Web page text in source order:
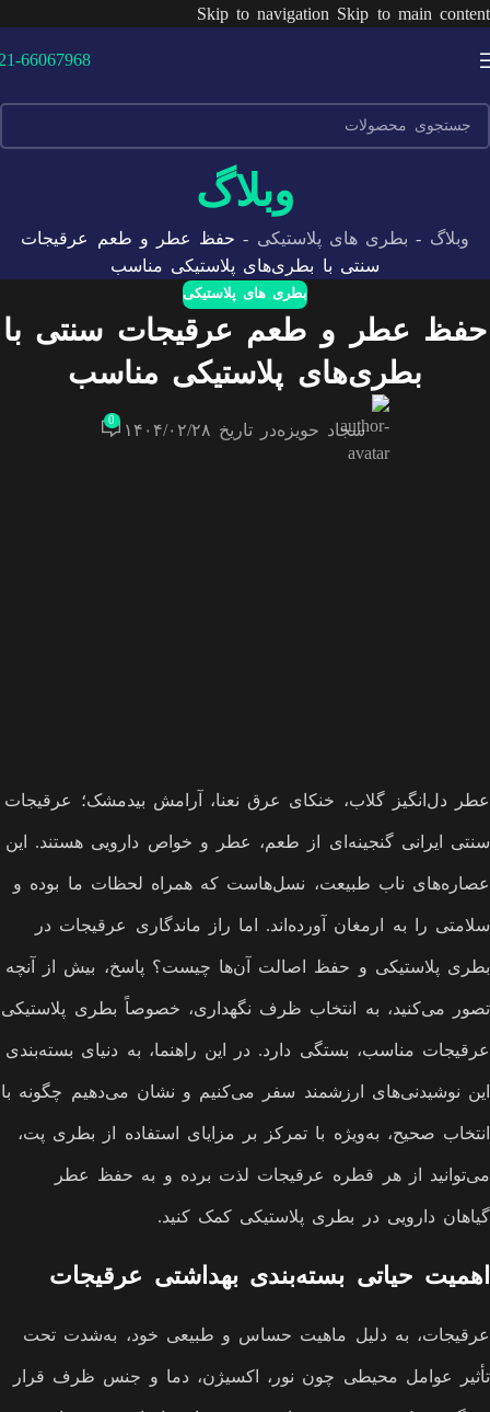
Skip to navigation Skip to main content
66067968
وبلاگ
وبلاگ - بطری های پلاستیکی - حفظ عطر و طعم عرقیجات
سنتی با بطری‌های پلاستیکی مناسب
بطری های پلاستیکی
حفظ عطر و طعم عرقیجات سنتی با
بطری‌های پلاستیکی مناسب
سجاد حویزهدر تاریخ ۱۴۰۴/۰۲/۲۸
0
عطر دل‌انگیز گلاب، خنکای عرق نعنا، آرامش بیدمشک؛ عرقیجات
سنتی ایرانی گنجینه‌ای از طعم، عطر و خواص دارویی هستند. این
عصاره‌های ناب طبیعت، نسل‌هاست که همراه لحظات ما بوده و
سلامتی را به ارمغان آورده‌اند. اما راز ماندگاری عرقیجات در
بطری پلاستیکی و حفظ اصالت آن‌ها چیست؟ پاسخ، بیش از آنچه
تصور می‌کنید، به انتخاب ظرف نگهداری، خصوصاً بطری پلاستیکی
عرقیجات مناسب، بستگی دارد. در این راهنما، به دنیای بسته‌بندی
این نوشیدنی‌های ارزشمند سفر می‌کنیم و نشان می‌دهیم چگونه با
انتخاب صحیح، به‌ویژه با تمرکز بر مزایای استفاده از بطری پت،
می‌توانید از هر قطره عرقیجات لذت برده و به حفظ عطر
گیاهان دارویی در بطری پلاستیکی کمک کنید.
اهمیت حیاتی بسته‌بندی بهداشتی عرقیجات
عرقیجات، به دلیل ماهیت حساس و طبیعی خود، به‌شدت تحت
تأثیر عوامل محیطی چون نور، اکسیژن، دما و جنس ظرف قرار